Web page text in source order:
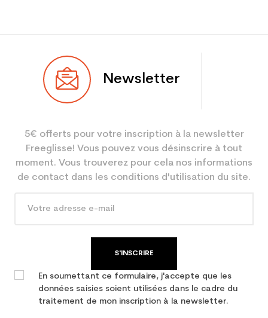
Newsletter
5€ offerts pour votre inscription à la newsletter
Freeglisse! Vous pouvez vous désinscrire à tout
moment. Vous trouverez pour cela nos informations
de contact dans les conditions d'utilisation du site.
S'INSCRIRE
En soumettant ce formulaire, j'accepte que les
données saisies soient utilisées dans le cadre du
traitement de mon inscription à la newsletter.